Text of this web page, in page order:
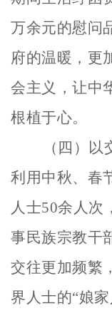
万余元的慰问
府的温暖，更
会主义，让中
根植于心。
（四）以
利用中秋、春
人士50余人次
事民族宗教干
交往更加频繁
界人士的“娘